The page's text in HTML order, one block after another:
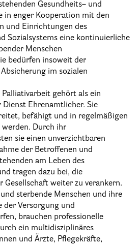
Gesundheits– und
in enger Kooperation mit den
und Einrichtungen des
Sozialsystems eine kontinuierliche
Menschen
bedürfen insoweit der
im sozialen
Palliativarbeit gehört als ein
Dienst Ehrenamtlicher. Sie
befähigt und in regelmäßigen
werden. Durch ihr
sie einen unverzichtbaren
der Betroffenen und
am Leben des
tragen dazu bei, die
Gesellschaft weiter zu verankern.
sterbende Menschen und ihre
der Versorgung und
brauchen professionelle
ein multidisziplinäres
und Ärzte, Pflegekräfte,